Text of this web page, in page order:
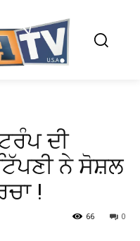
ਦੀ
ਨੇ ਸੋਸ਼ਲ
!
0
66